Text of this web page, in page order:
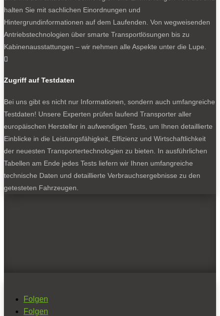
halten Sie mit sachlichen Einordnungen und
Hintergrundinformationen auf dem Laufenden. Von wegweisenden
Antriebstechnologien über smarte Transportlösungen bis zu
Kabinenausstattungen – wir nehmen alle Aspekte unter die Lupe.

Zugriff auf Testdaten
Bei uns gibt es nicht nur Informationen, sondern auch umfangreiche
Testdaten! Unsere Experten prüfen laufend Transporter aller
europäischen Hersteller in aufwendigen Tests, um Ihnen detaillierte
Einblicke in die Leistungsfähigkeit, Effizienz und Wirtschaftlichkeit
der neuesten Transportertechnologien zu bieten. In ausführlichen
Tabellen am Ende jedes Tests liefern wir Ihnen umfangreiche
technische Daten und detaillierte Verbrauchsergebnisse zu den
getesteten Fahrzeugen.
Folgen
Folgen